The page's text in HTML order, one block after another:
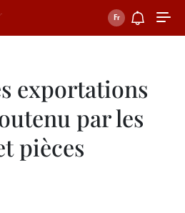
exportations
par les
pièces